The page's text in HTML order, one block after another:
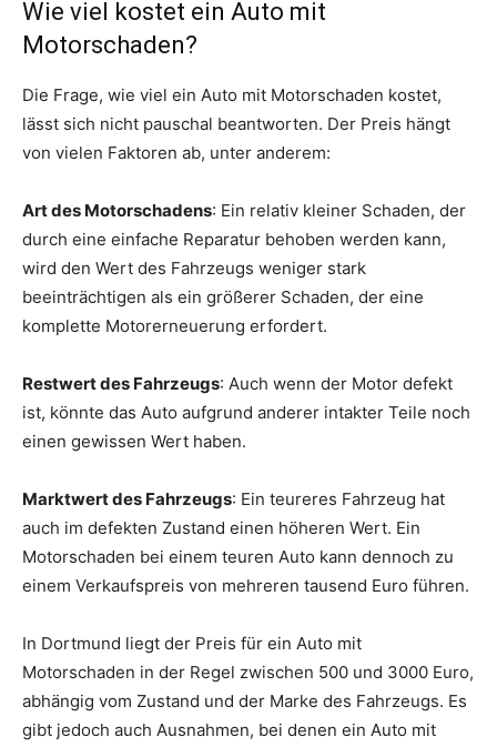
Wie viel kostet ein Auto mit
Motorschaden?
Die Frage, wie viel ein Auto mit Motorschaden kostet,
lässt sich nicht pauschal beantworten. Der Preis hängt
von vielen Faktoren ab, unter anderem:
Art des Motorschadens: Ein relativ kleiner Schaden, der
durch eine einfache Reparatur behoben werden kann,
wird den Wert des Fahrzeugs weniger stark
beeinträchtigen als ein größerer Schaden, der eine
komplette Motorerneuerung erfordert.
Restwert des Fahrzeugs: Auch wenn der Motor defekt
ist, könnte das Auto aufgrund anderer intakter Teile noch
einen gewissen Wert haben.
Marktwert des Fahrzeugs: Ein teureres Fahrzeug hat
auch im defekten Zustand einen höheren Wert. Ein
Motorschaden bei einem teuren Auto kann dennoch zu
einem Verkaufspreis von mehreren tausend Euro führen.
In Dortmund liegt der Preis für ein Auto mit
Motorschaden in der Regel zwischen 500 und 3000 Euro,
abhängig vom Zustand und der Marke des Fahrzeugs. Es
gibt jedoch auch Ausnahmen, bei denen ein Auto mit